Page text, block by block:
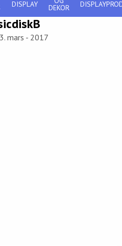
DISPLAY DEKOR
mars - 2017